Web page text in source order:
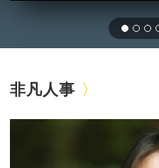
非凡人事